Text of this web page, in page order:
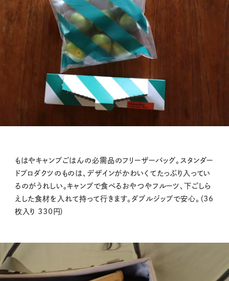
もはやキャンプごはんの必需品のフリーザーバッグ。スタンダー
ドプロダクツのものは、デザインがかわいくてたっぷり入ってい
るのがうれしい。キャンプで食べるおやつやフルーツ、下ごしら
えした食材を入れて持って行きます。ダブルジップで安心。（36
枚入り 330円）